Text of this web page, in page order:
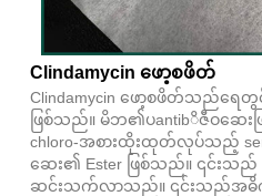
Clindamycin ဖော့စဖိတ်
Clindamycin ဖော့စဖိတ်သည်ရေ
ဖြစ်သည်။ မိဘ၏ပantibိဇီဝဆေးဖ
chloro-အစားထိုးထုတ်လုပ်သည့်
ဆေး၏ Ester ဖြစ်သည်။ ၎င်းသည်
ဆင်းသက်လာသည်။ ၎င်းသည်အဓိကအ